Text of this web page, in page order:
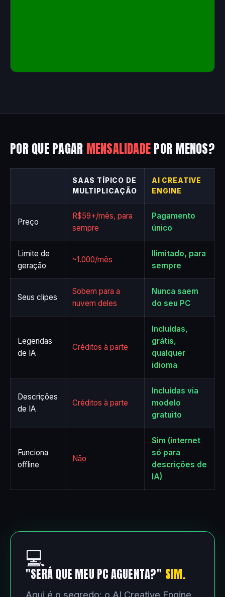
POR QUE PAGAR MENSALIDADEPOR MENOS?
SAAS TÍPICO DE
MULTIPLICAÇÃO
AI CREATIVE
ENGINE
Preço
R$59+/mês, para
sempre
Pagamento
único
Limite de
geração
~1.000/mês
Ilimitado, para
sempre
Seus clipes
Sobem para a
nuvem deles
Nunca saem
do seu PC
Legendas
de IA
Créditos à parte
Incluídas,
grátis,
qualquer
idioma
Descrições
de IA
Créditos à parte
Incluídas via
modelo
gratuito
Funciona
offline
Não
Sim (internet
só para
descrições de
IA)
💻
"SERÁ QUE MEU PC AGUENTA?" SIM.
Aqui é o segredo: o AI Creative Engine